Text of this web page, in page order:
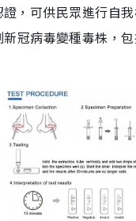
，可供民眾進行自
冠病毒變種毒株，